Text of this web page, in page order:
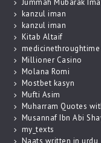
Jummah Mubarak
kanzul iman
kanzul iman
Kitab Altaif
medicinethroughtime
Millioner Casino
Molana Romi
Mostbet kasyn
Mufti Asim
Muharram Quotes
Musannaf Ibn Abi
my_texts